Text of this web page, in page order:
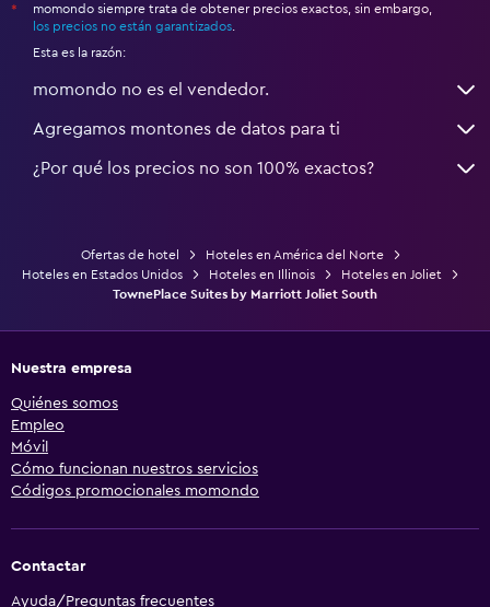
*
momondo siempre trata de obtener precios exactos, sin embargo,
los precios no están garantizados
Esta es la razón:
momondo no es el vendedor.
Agregamos montones de datos para ti
¿Por qué los precios no son 100% exactos?
Ofertas de hotel
Hoteles en América del Norte
Hoteles en Estados Unidos
Hoteles en Illinois
Hoteles en Joliet
TownePlace Suites by Marriott Joliet South
Nuestra empresa
Quiénes somos
Empleo
Móvil
Cómo funcionan nuestros servicios
Códigos promocionales momondo
Contactar
Ayuda/Preguntas frecuentes